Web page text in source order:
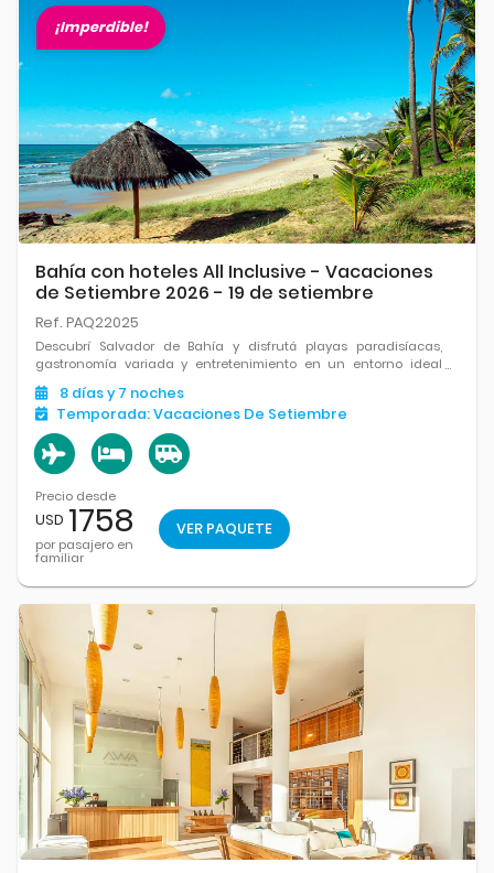
¡Imperdible!
Bahía con hoteles All Inclusive - Vacaciones
de Setiembre 2026 - 19 de setiembre
Ref. PAQ22025
Descubrí Salvador de Bahía y disfrutá playas paradisíacas,
gastronomía variada y entretenimiento en un entorno ideal
para relajarte.
8 díasy 7 noches
Temporada:Vacaciones De Setiembre
Precio desde
USD 1758
por pasajero en
familiar
VER PAQUETE